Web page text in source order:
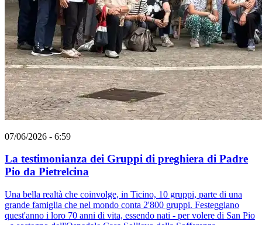
07/06/2026 - 6:59
La testimonianza dei Gruppi di preghiera di Padre
Pio da Pietrelcina
Una bella realtà che coinvolge, in Ticino, 10 gruppi, parte di una
grande famiglia che nel mondo conta 2'800 gruppi. Festeggiano
quest'anno i loro 70 anni di vita, essendo nati - per volere di San Pio